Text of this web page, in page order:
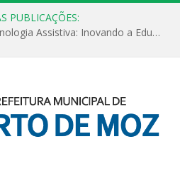
PUBLICAÇÕES:
Inteligência Artificial e Tecnologia Assistiva: Inovando a Educação Especial e Inclusiva